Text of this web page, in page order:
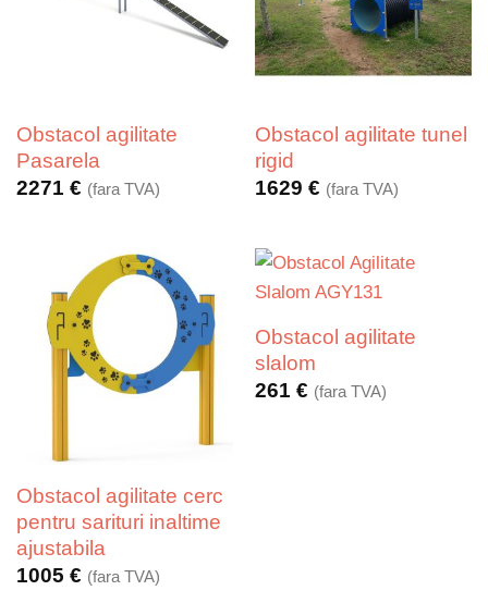
Obstacol agilitate
Pasarela
2271 € (fara TVA)
Obstacol agilitate tunel
rigid
1629 € (fara TVA)
Obstacol agilitate cerc
pentru sarituri inaltime
ajustabila
1005 € (fara TVA)
Obstacol agilitate
slalom
261 € (fara TVA)